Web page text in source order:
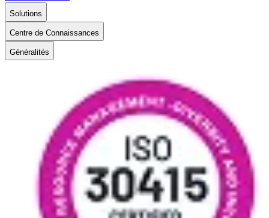
Solutions
Centre de Connaissances
Généralités